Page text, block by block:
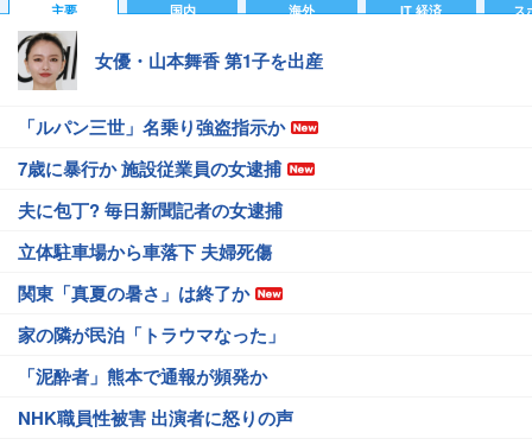
主要 国内 海外 IT 経済 ス
女優・山本舞香 第1子を出産
「ルパン三世」名乗り強盗指示か
7歳に暴行か 施設従業員の女逮捕
夫に包丁? 毎日新聞記者の女逮捕
立体駐車場から車落下 夫婦死傷
関東「真夏の暑さ」は終了か
家の隣が民泊「トラウマなった」
「泥酔者」熊本で通報が頻発か
NHK職員性被害 出演者に怒りの声